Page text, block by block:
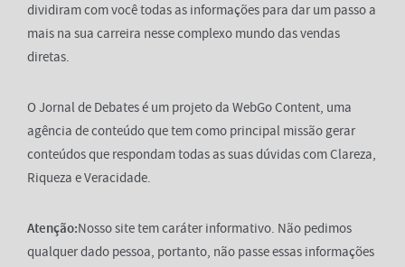
dividiram com você todas as informações para dar um passo a
mais na sua carreira nesse complexo mundo das vendas
diretas.
O Jornal de Debates é um projeto da WebGo Content, uma
agência de conteúdo que tem como principal missão gerar
conteúdos que respondam todas as suas dúvidas com Clareza,
Riqueza e Veracidade.
Atenção:Nosso site tem caráter informativo. Não pedimos
qualquer dado pessoa, portanto, não passe essas informações